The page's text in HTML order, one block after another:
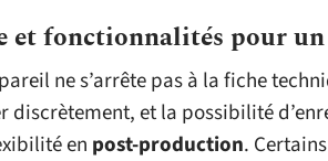
et fonctionnalités pour
ne s’arrête pas à la fiche
discrètement, et la possibilité
en post-production.